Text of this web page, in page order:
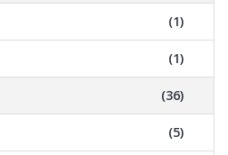
(1)
(1)
(36)
(5)